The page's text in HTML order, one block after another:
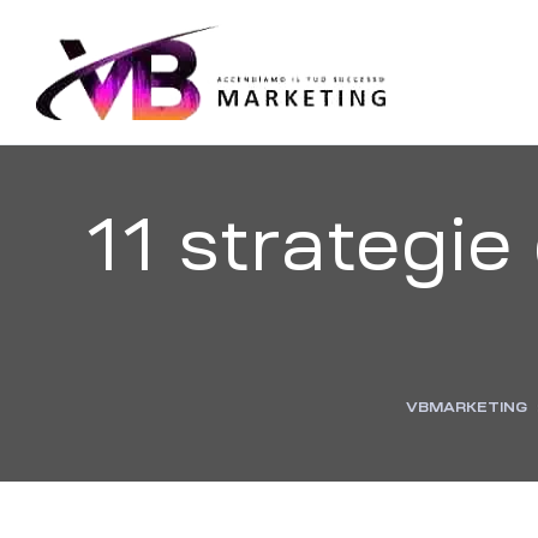
11
VBMARKETING